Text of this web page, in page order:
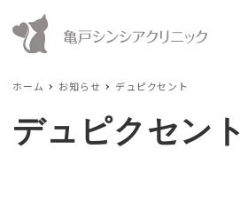
ホーム お知らせ デュピクセント
デュピクセント